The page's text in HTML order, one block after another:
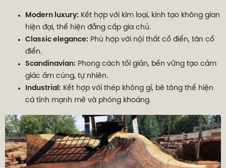
Modern luxury: Kết hợp với kim loại, kính tạo không gian
hiện đại, thể hiện đẳng cấp gia chủ.
Classic elegance: Phù hợp với nội thất cổ điển, tân cổ
điển.
Scandinavian: Phong cách tối giản, bền vững tạo cảm
giác ấm cúng, tự nhiên.
Industrial: Kết hợp với thép không gỉ, bê tông thể hiện
cá tính mạnh mẽ và phóng khoáng.